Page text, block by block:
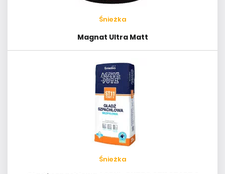
Śnieżka
Magnat Ultra Matt
Śnieżka